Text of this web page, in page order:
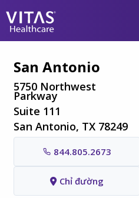
Cơ bản về chăm sóc cuối đời
Dịch vụ
Chuyên gia chăm sóc sức
khỏe
Gia đình và người chăm sóc
San Antonio
5750 Northwest
Parkway
Suite 111
San Antonio, TX 78249
844.805.2673
Chỉ đường